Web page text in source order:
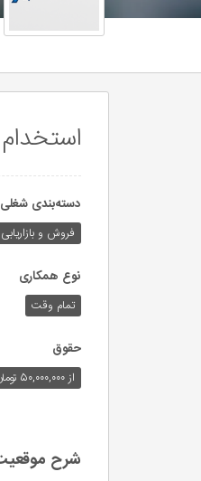
دسته‌بندی شغلی
فروش و بازاریابی
نوع همکاری
تمام وقت
حقوق
از ۵۰,۰۰۰,۰۰۰ تومان
شرح